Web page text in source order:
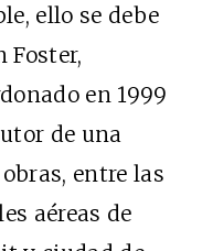
ello se debe
Foster,
en 1999
de una
entre las
aéreas de